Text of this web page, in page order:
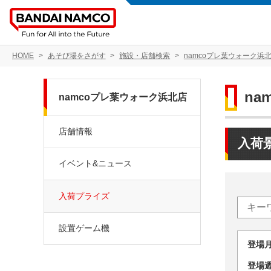
HOME あそび場をさがす 施設・店舗検索 namcoプレ葉ウォーク浜
入荷
登
登
namcoプレ葉ウォーク浜北店
店舗情報
イベント&ニュース
入荷プライズ
設置ゲーム機